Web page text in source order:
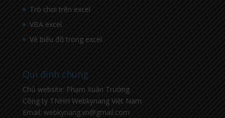
Trò chơi trên excel
VBA excel
Vẽ biểu đồ trong excel
Qui định chung
Chủ website: Phạm Xuân Trường
Công ty TNHH Webkynang Việt Nam
Email: webkynang.vn@gmail.com